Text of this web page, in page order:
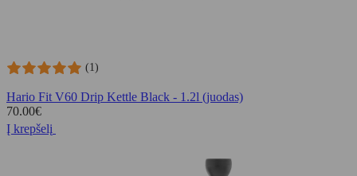
(1)
Hario Fit V60 Drip Kettle Black - 1.2l (juodas)
70.00€
Į krepšelį